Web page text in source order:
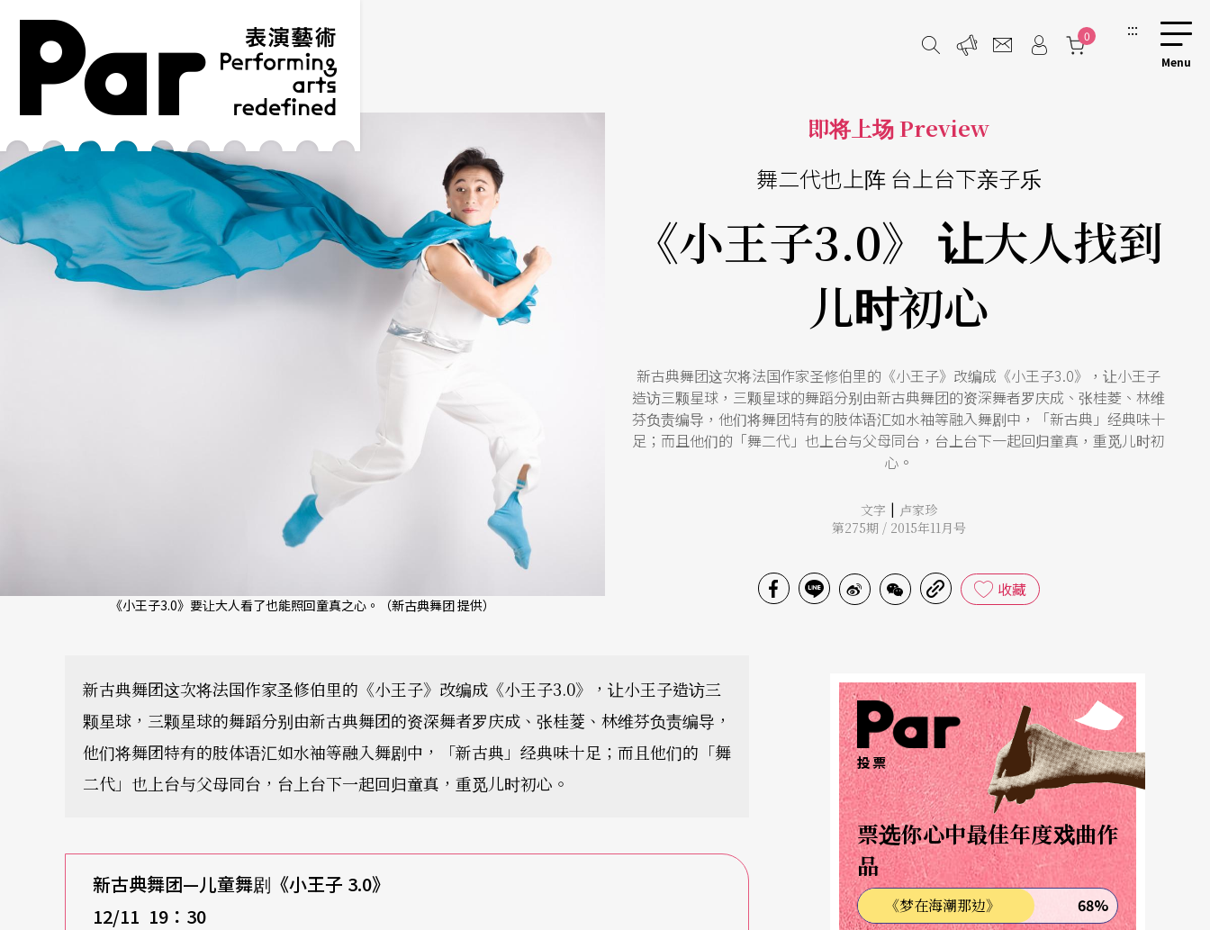
跳到主要内容区块
网站导览
0 :::
《小王子3.0》要让大人看了也能照回童真之心。（新古典舞团 提供）
即将上场 Preview
舞二代也上阵 台上台下亲子乐
《小王子3.0》 让大人找到
儿时初心
新古典舞团这次将法国作家圣修伯里的《小王子》改编成《小王子3.0》，让小王子
造访三颗星球，三颗星球的舞蹈分别由新古典舞团的资深舞者罗庆成、张桂菱、林维
芬负责编导，他们将舞团特有的肢体语汇如水袖等融入舞剧中，「新古典」经典味十
足；而且他们的「舞二代」也上台与父母同台，台上台下一起回归童真，重觅儿时初
心。
文字 | 卢家珍
第275期 / 2015年11月号
收藏
新古典舞团这次将法国作家圣修伯里的《小王子》改编成《小王子3.0》，让小王子造访三
颗星球，三颗星球的舞蹈分别由新古典舞团的资深舞者罗庆成、张桂菱、林维芬负责编导，
他们将舞团特有的肢体语汇如水袖等融入舞剧中，「新古典」经典味十足；而且他们的「舞
二代」也上台与父母同台，台上台下一起回归童真，重觅儿时初心。
新古典舞团—儿童舞剧《小王子 3.0》
12/11 19 ：30
投票
票选你心中最佳年度戏曲作
品
《梦在海潮那边》 68%